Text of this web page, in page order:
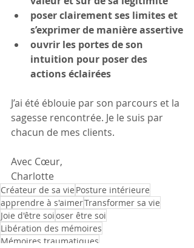
poser clairement ses limites et
s’exprimer de manière assertive
ouvrir les portes de son
intuition pour poser des
actions éclairées
J’ai été éblouie par son parcours et la
sagesse rencontrée. Je le suis par
chacun de mes clients.
Avec Cœur,
Charlotte
Créateur de sa vie Posture intérieure
apprendre à s'aimerTransformer sa vie
Joie d'être soioser être soi
Libération des mémoires
Mémoires traumatiques